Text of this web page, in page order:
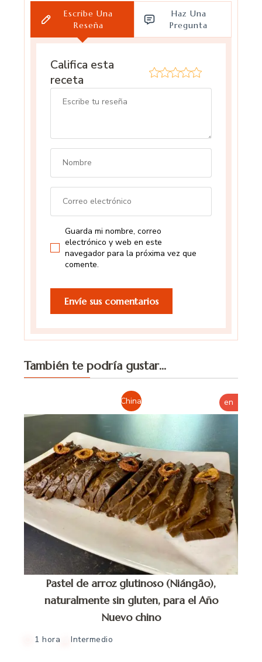
Escribe Una
Reseña
Haz Una
Pregunta
Califica esta
receta
Guarda mi nombre, correo
electrónico y web en este
navegador para la próxima vez que
comente.
También te podría gustar...
China en
Pastel de arroz glutinoso (Niángāo),
naturalmente sin gluten, para el Año
Nuevo chino
1 hora Intermedio